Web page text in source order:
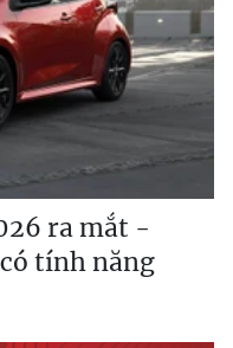
ra mắt -
tính năng